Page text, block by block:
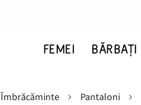
FEMEI BĂRBAŢI
Îmbrăcăminte Pantaloni